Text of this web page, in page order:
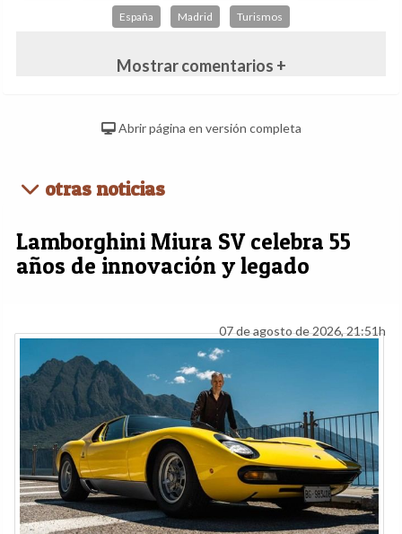
España Madrid Turismos
Mostrar comentarios +
Abrir página en versión completa
otras noticias
Lamborghini Miura SV celebra 55
años de innovación y legado
07 de agosto de 2026, 21:51h